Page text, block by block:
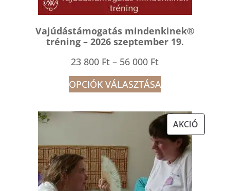
Vajúdástámogatás mindenkinek®
tréning – 2026 szeptember 19.
23 800 Ft – 56 000 FtÁrtartomány:
23
800 Ft
-
000 Ft
OPCIÓK VÁLASZTÁSA
AKCIÓ